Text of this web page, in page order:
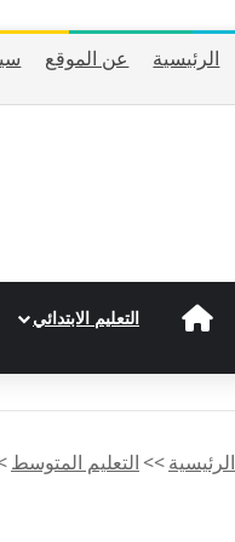
الرئيسية عن الموقع
الرئيسيةالتعليم الابتدائي
الرئيسية>>التعليم المتوسط